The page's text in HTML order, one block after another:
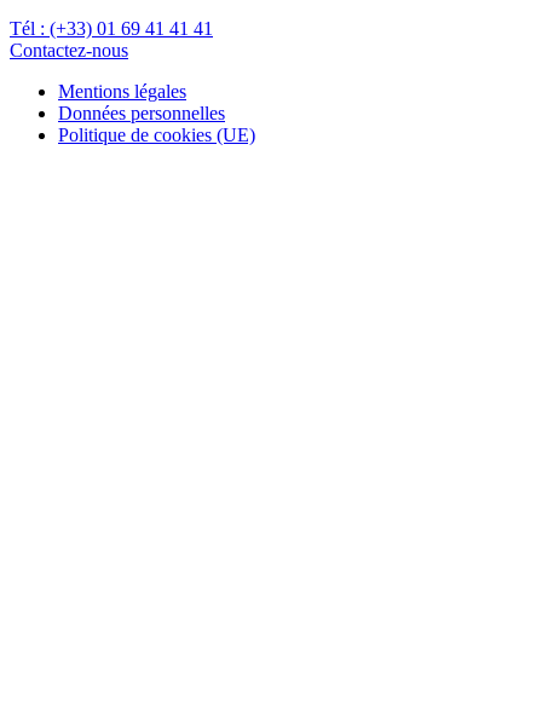
Tél : (+33) 01 69 41 41 41
Contactez-nous
Mentions légales
Données personnelles
Politique de cookies (UE)